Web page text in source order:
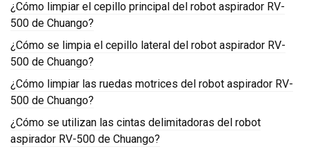
¿Cómo limpiar el cepillo principal del robot aspirador RV-
500 de Chuango?
¿Cómo se limpia el cepillo lateral del robot aspirador RV-
500 de Chuango?
¿Cómo limpiar las ruedas motrices del robot aspirador RV-
500 de Chuango?
¿Cómo se utilizan las cintas delimitadoras del robot
aspirador RV-500 de Chuango?